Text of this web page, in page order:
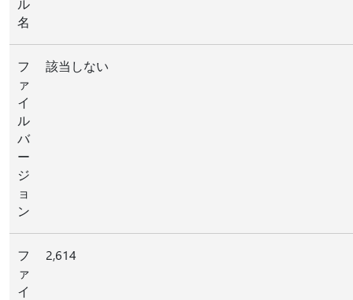
ル
名
フ
ァ
イ
ル
バ
ー
ジ
ョ
ン
該当しない
フ
ァ
イ
2,614